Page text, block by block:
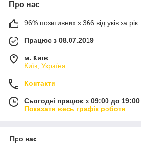
Про нас
96% позитивних з 366 відгуків за рік
Працює з 08.07.2019
м. Київ
Київ, Україна
Контакти
Сьогодні працює з 09:00 до 19:00
Показати весь графік роботи
Про нас